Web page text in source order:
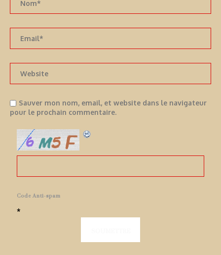
Sauver mon nom, email, et website dans le navigateur
pour le prochain commentaire.
Code Anti-spam
*